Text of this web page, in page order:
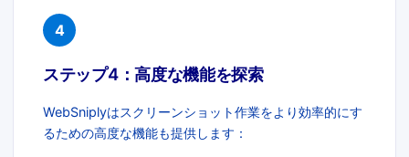
4
ステップ4：高度な機能を探索
WebSniplyはスクリーンショット作業をより効率的にす
るための高度な機能も提供します：